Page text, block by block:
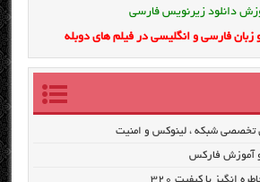
دانلود زیرنویس فارسی
فارسی و انگلیسی در فیلم های دوبله
و آموزش فارکس